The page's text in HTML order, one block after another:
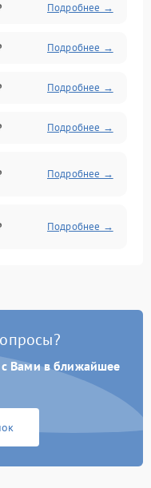
Подробнее →
Подробнее →
Подробнее →
Подробнее →
Подробнее →
Подробнее →
Подробнее →
с Вами в ближайшее